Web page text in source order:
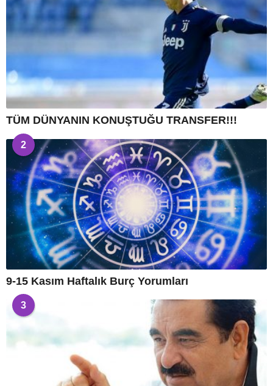
TÜM DÜNYANIN KONUŞTUĞU TRANSFER!!!
2
9-15 Kasım Haftalık Burç Yorumları
3